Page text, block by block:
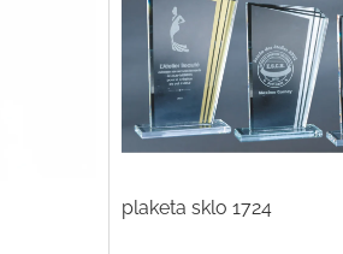
plaketa sklo 1724